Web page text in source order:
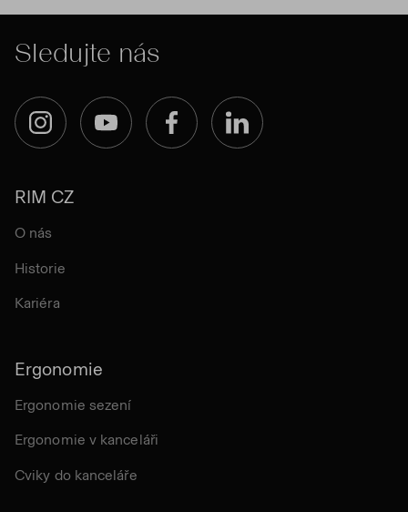
Sledujte nás
InstagramYouTube FacebookLinkedIn
RIM CZ
O nás
Historie
Kariéra
Ergonomie
Ergonomie sezení
Ergonomie v kanceláři
Cviky do kanceláře